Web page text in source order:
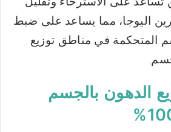
اليوجا، مما يساعد على ضبط
المتحكمة في مناطق توزيع
الدهون بالجسم